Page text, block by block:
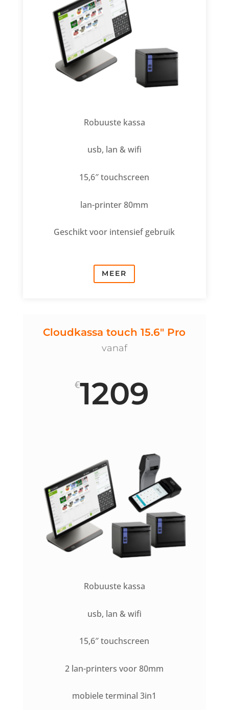
Robuuste kassa
usb, lan & wifi
15,6″ touchscreen
lan-printer 80mm
Geschikt voor intensief gebruik
MEER
Cloudkassa touch 15.6" Pro
vanaf
€1209
Robuuste kassa
usb, lan & wifi
15,6″ touchscreen
2 lan-printers voor 80mm
mobiele terminal 3in1